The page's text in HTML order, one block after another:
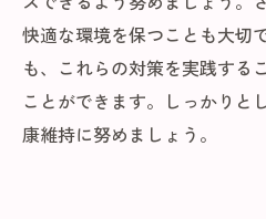
快適な環境を保つことも大切
も、これらの対策を実践する
ことができます。しっかりと
康維持に努めましょう。